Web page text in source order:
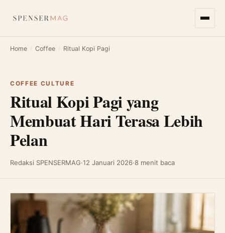
Home / Coffee / Ritual Kopi Pagi
COFFEE CULTURE
Ritual Kopi Pagi yang
Membuat Hari Terasa Lebih
Pelan
Redaksi SPENSERMAG·12 Januari 2026·8 menit baca